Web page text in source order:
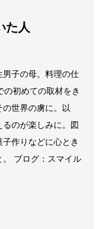
た人
子の母。料理の仕
初めての取材をき
世界の虜に。以
のが楽しみに。図
作りなどに心とき
ブログ：スマイル